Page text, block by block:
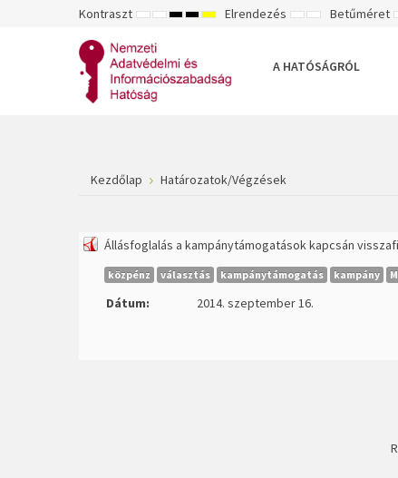
Kontraszt ALAPÉRTELMEZETT
ÉJSZAKAI
NAGY
FEHÉR
MÓD
NAGY
SÁRGA
MÓD
NAGY
MÓD
Elrendezés RÖGZÍTETT
SZÉLES
Betűméret
A HATÓSÁGRÓL
Kezdőlap Határozatok/Végzések
Állásfoglalás a kampánytámogatások kapcsán
közpénz választás kampánytámogatás kampány
Dátum:
2014. szeptember 16.